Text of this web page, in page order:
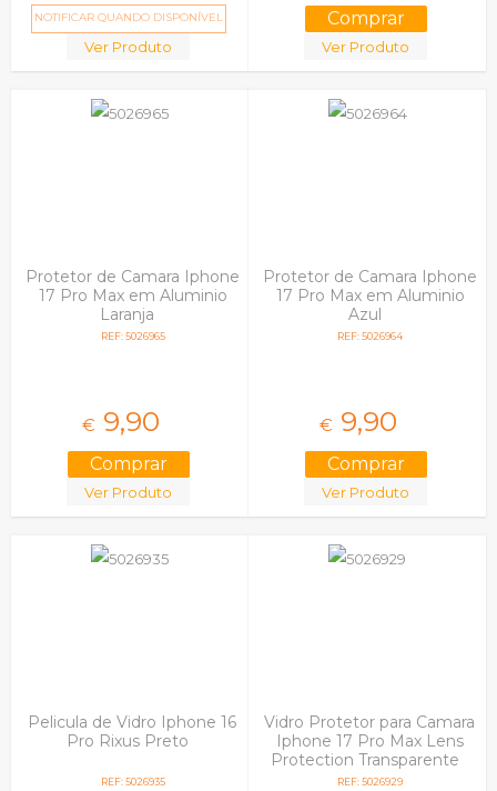
Iphone Xs Max
Lenovo
Meizu
Sony
Sony Ericsson
NOTIFICAR QUANDO DISPONÍVEL
Ver Produto Ver Produto
Protetor de Camara Iphone
17 Pro Max em Aluminio
Laranja
REF: 5026965
€ 9,90
Ver Produto
Protetor de Camara Iphone
17 Pro Max em Aluminio
Azul
REF: 5026964
€ 9,90
Ver Produto
Pelicula de Vidro Iphone 16
Pro Rixus Preto
REF: 5026935
Vidro Protetor para Camara
Iphone 17 Pro Max Lens
Protection Transparente
REF: 5026929